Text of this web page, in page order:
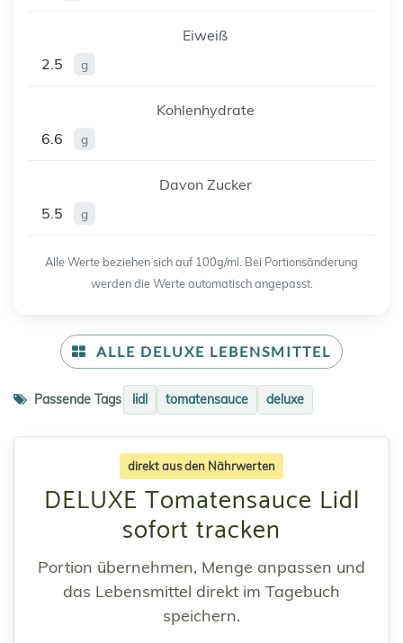
Eiweiß
2.5
g
Kohlenhydrate
6.6
g
Davon Zucker
5.5
g
Alle Werte beziehen sich auf 100g/ml. Bei Portionsänderung
werden die Werte automatisch angepasst.
ALLE DELUXE LEBENSMITTEL
Passende Tags lidl tomatensauce deluxe
direkt aus den Nährwerten
DELUXE Tomatensauce Lidl
sofort tracken
Portion übernehmen, Menge anpassen und
das Lebensmittel direkt im Tagebuch
speichern.